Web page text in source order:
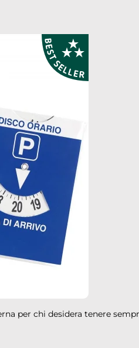
per chi desidera tenere